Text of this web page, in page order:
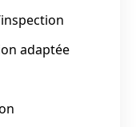
adaptée